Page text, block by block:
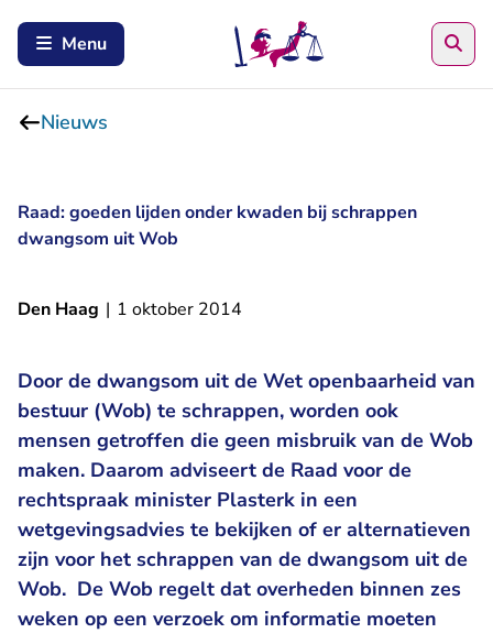
Menu
Nieuws
Raad: goeden lijden onder kwaden bij schrappen
dwangsom uit Wob
Den Haag | 1 oktober 2014
Door de dwangsom uit de Wet openbaarheid van
bestuur (Wob) te schrappen, worden ook
mensen getroffen die geen misbruik van de Wob
maken. Daarom adviseert de Raad voor de
rechtspraak minister Plasterk in een
wetgevingsadvies te bekijken of er alternatieven
zijn voor het schrappen van de dwangsom uit de
Wob. De Wob regelt dat overheden binnen zes
weken op een verzoek om informatie moeten